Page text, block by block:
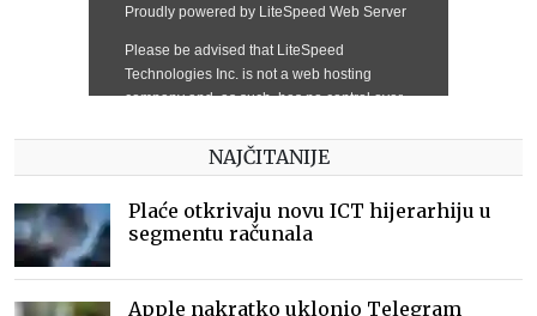
NAJČITANIJE
Plaće otkrivaju novu ICT hijerarhiju u
segmentu računala
Apple nakratko uklonio Telegram